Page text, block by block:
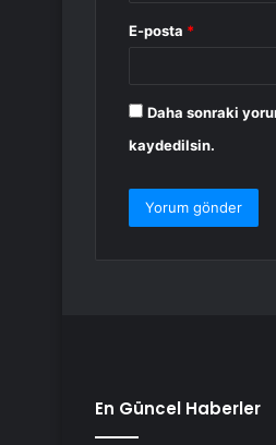
E-posta *
Daha sonraki
kaydedilsin.
En Güncel Haberler